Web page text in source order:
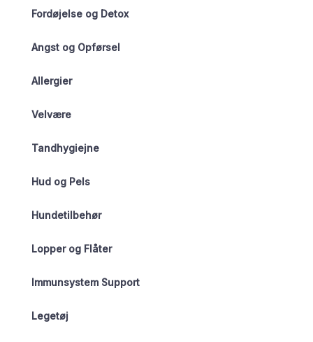
Fordøjelse og Detox
Angst og Opførsel
Allergier
Velvære
Tandhygiejne
Hud og Pels
Hundetilbehør
Lopper og Flåter
Immunsystem Support
Legetøj